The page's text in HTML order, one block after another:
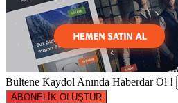
Bültene Kaydol Anında Haberdar Ol !
ABONELİK OLUŞTUR